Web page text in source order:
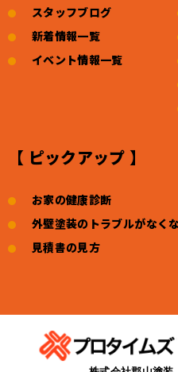
スタッフブログ
新着情報一覧
イベント情報一覧
【 ピックアップ 】
お家の健康診断
外壁塗装のトラブルがなく
見積書の見方